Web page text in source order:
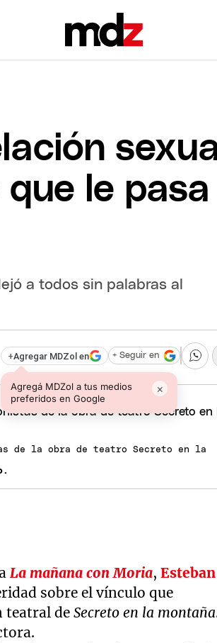
le
a todos sin palabras al
+Agregar MDZol en
Agregá MDZol a tus medios
preferidos en Google
×
+ Seguir en
de la obra de teatro Secreto en la
La mañana con Moria,Esteban
sobre el vínculo que
teatral deSecreto en la montaña